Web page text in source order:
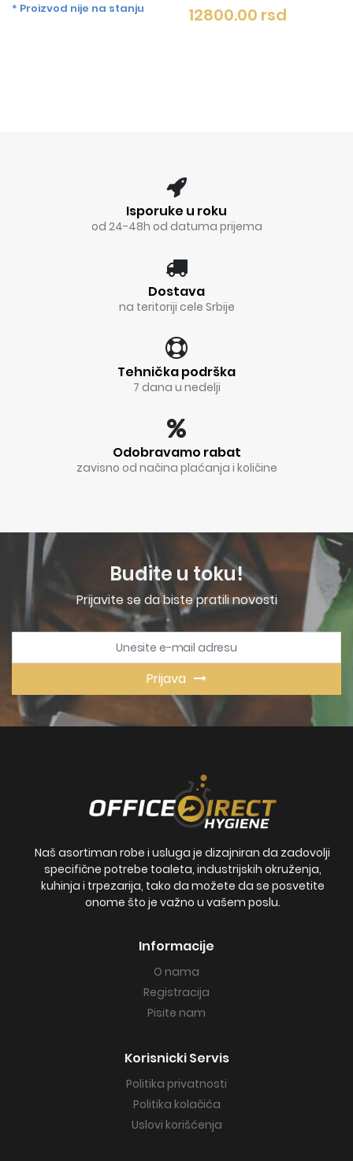
12800.00 rsd 17200.00 rsd
Isporuke u roku
od 24-48h od datuma prijema
Dostava
na teritoriji cele Srbije
Tehnička podrška
7 dana u nedelji
Odobravamo rabat
zavisno od načina plaćanja i količine
Budite u toku!
Prijavite se da biste pratili novosti
Prijava
Naš asortiman robe i usluga je dizajniran da zadovolji
specifične potrebe toaleta, industrijskih okruženja,
kuhinja i trpezarija, tako da možete da se posvetite
onome što je važno u vašem poslu.
Informacije
O nama
Registracija
Pisite nam
Korisnicki Servis
Politika privatnosti
Politika kolačića
Uslovi korišćenja